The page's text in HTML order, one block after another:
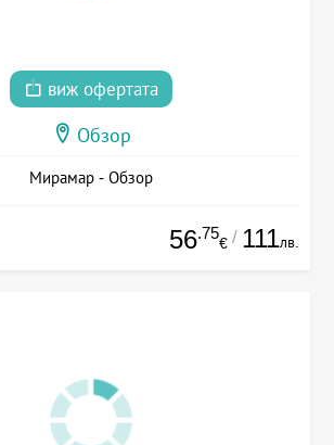
виж офертата
Обзор
Мирамар - Обзор
56.75
€ / 111лв.